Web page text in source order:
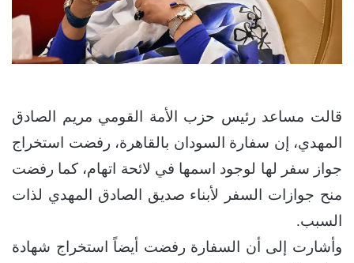
قالت مساعد رئيس حزب الأمة القومي مريم الصادق
المهدي، إن سفارة السودان بالقاهرة، رفضت استخراج
جواز سفر لها لوجود اسمها في لائحة اتهام، كما رفضت
منح جوازات السفر لأبناء صديق الصادق المهدي لذات
السبب.
وأشارت إلى أن السفارة رفضت أيضاً استخراج شهادة